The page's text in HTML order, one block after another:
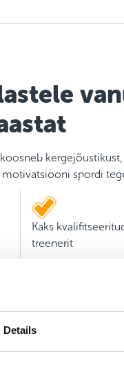
Details
spordi
Kaks
treenerit